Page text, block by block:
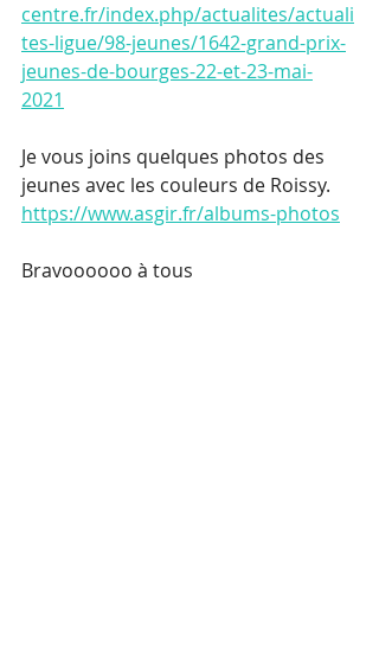
centre.fr/index.php/actualites/actuali
tes-ligue/98-jeunes/1642-grand-prix-
jeunes-de-bourges-22-et-23-mai-
2021
Je vous joins quelques photos des
jeunes avec les couleurs de Roissy.
https://www.asgir.fr/albums-photos
Bravoooooo à tous